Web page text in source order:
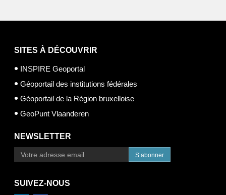
SITES À DÉCOUVRIR
INSPIRE Geoportal
Géoportail des institutions fédérales
Géoportail de la Région bruxelloise
GeoPunt Vlaanderen
NEWSLETTER
S’abonner
SUIVEZ-NOUS